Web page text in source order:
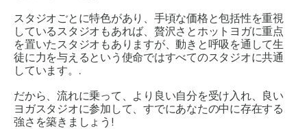
スタジオごとに特色があり、手頃な価格と包括性を重視
しているスタジオもあれば、贅沢さとホットヨガに重点
を置いたスタジオもありますが、動きと呼吸を通して生
徒に力を与えるという使命ではすべてのスタジオに共通
しています。.
だから、流れに乗って、より良い自分を受け入れ、良い
ヨガスタジオに参加して、すでにあなたの中に存在する
強さを築きましょう!